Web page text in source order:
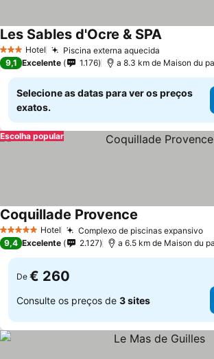
3 EstrelasHotel Piscina externa aquecida
Les Sables d'Ocre & SPA
9,1 Excelente 1.176 a 8.3 km de Maison du
Selecione as datas para ver os preços
exatos.
Escolha popular
5 Estrelas Hotel Complexo de piscinas expansivo
Coquillade Provence
9,4 Excelente 2.127 a 6.5 km de Maison du
De € 260
Consulte os preços de 3 sites